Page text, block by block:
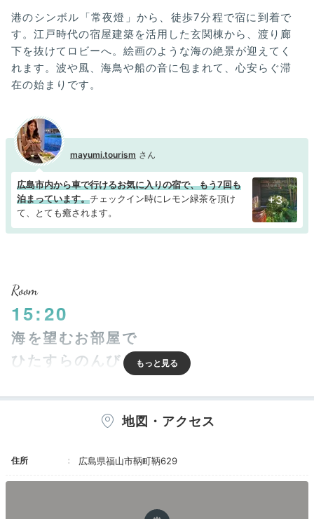
港のシンボル「常夜燈」から、徒歩7分程で宿に到着で
す。江戸時代の宿屋建築を活用した玄関棟から、渡り廊
下を抜けてロビーへ。絵画のような海の絶景が迎えてく
れます。波や風、海鳥や船の音に包まれて、心安らぐ滞
在の始まりです。
mayumi.tourism
広島市内から車で行けるお気に入りの宿で、もう7回も
泊まっています。チェックイン時にレモン緑茶を頂け
て、とても癒されます。
+3
Room
15:20
海を望むお部屋で
ひたすらのんびり
地図・アクセス
住所 広島県福山市鞆町鞆629